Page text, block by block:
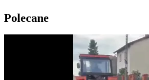
Polecane